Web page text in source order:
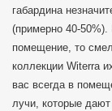
габардина
(примерно 40-
помещение, то
коллекции Witerra
вас всегда в
лучи, которые